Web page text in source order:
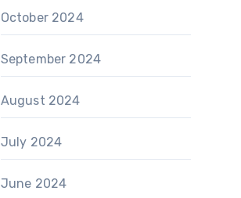
October 2024
September 2024
August 2024
July 2024
June 2024